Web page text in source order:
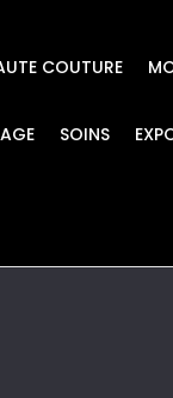
COUTURE
SOINS